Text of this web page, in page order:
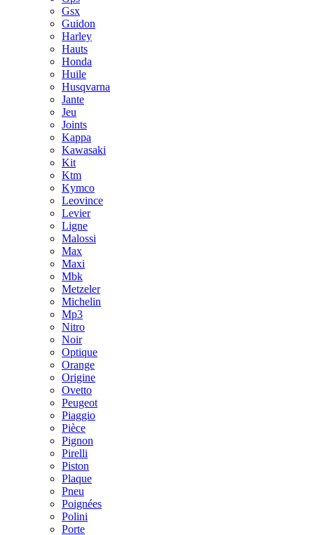
Gsx
Guidon
Harley
Hauts
Honda
Huile
Husqvarna
Jante
Jeu
Joints
Kappa
Kawasaki
Kit
Ktm
Kymco
Leovince
Levier
Ligne
Malossi
Max
Maxi
Mbk
Metzeler
Michelin
Mp3
Nitro
Noir
Optique
Orange
Origine
Ovetto
Peugeot
Piaggio
Pièce
Pignon
Pirelli
Piston
Plaque
Pneu
Poignées
Polini
Porte